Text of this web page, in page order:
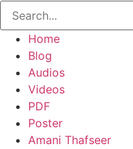
Home
Blog
Audios
Videos
PDF
Poster
Amani Thafseer